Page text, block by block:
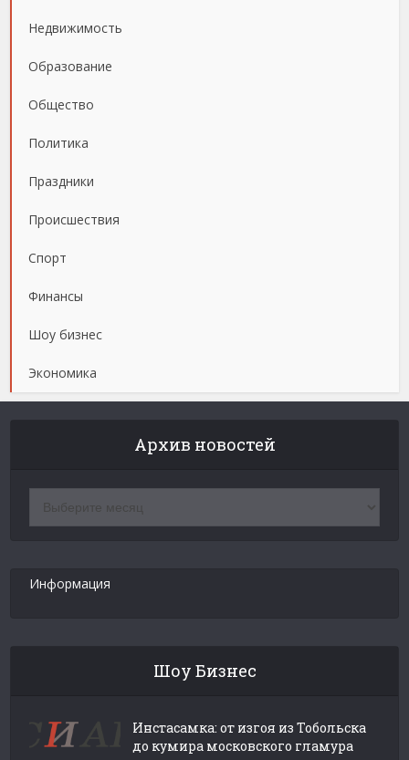
Недвижимость
Образование
Общество
Политика
Праздники
Происшествия
Спорт
Финансы
Шоу бизнес
Экономика
Архив новостей
новостей
Информация
Шоу Бизнес
Инстасамка: от изгоя из Тобольска
до кумира московского гламура